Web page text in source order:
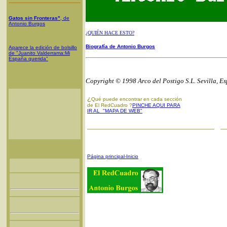
Gatos sin Fronteras" , de
Antonio Burgos
Aparece la edición de bolsillo
de "Juanito Valderrama:Mi
España querida"
¿QUIÉN HACE ESTO?
Biografía de Antonio Burgos
Copyright © 1998 Arco del Postigo S.L. Sevilla,
¿ Qué puede encontrar en cada sección
de El RedCuadro ?PINCHE AQUI PARA
IR AL "MAPA DE WEB"
Página principal-Inicio